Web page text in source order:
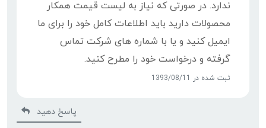
ندارد. در صورتی که نیاز به لیست قیمت همکار
محصولات دارید باید اطلاعات کامل خود را برای ما
ایمیل کنید و یا با شماره های شرکت تماس
گرفته و درخواست خود را مطرح کنید.
ثبت شده در 1393/08/11
پاسخ دهید